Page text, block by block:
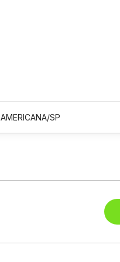
AMERICANA/SP